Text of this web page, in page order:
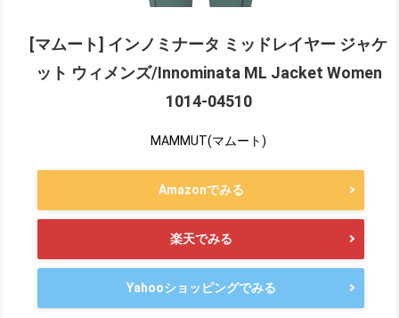
[マムート] インノミナータ ミッドレイヤー ジャケ
ット ウィメンズ/Innominata ML Jacket Women
1014-04510
MAMMUT(マムート)
Amazonでみる
楽天でみる
Yahooショッピングでみる